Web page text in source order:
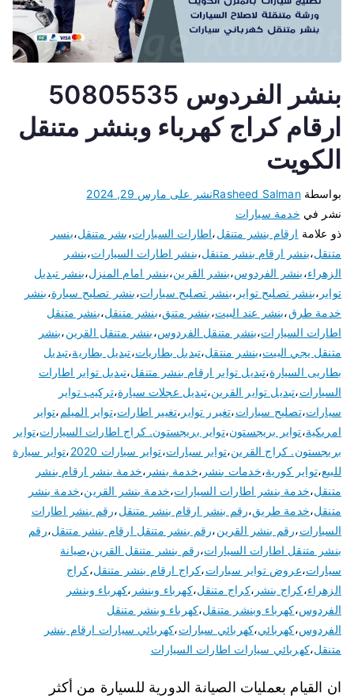
بنشر الفردوس 50805535
ارقام كراج كهرباء وبنشر متنقل
الكويت
بواسطةRasheed Salmanنشر على مارس 29, 2024
نشر في خدمة سيارات
ذو علامة ارقام بنشر متنقل،اطارات السيارات،بشر متنقل،بنسر
متنقل،بنشر ارقام بنشر متنقل،بنشر اطارات السيارات،بنشر
الزهراء،بنشر الفردوس،بنشر القرين،بنشر امام المنزل،بنشر تبديل
تواير ،بنشر تصليح تواير ،بنشر تصليح سيارات،بنشر تصليح سيارة،بنشر
خدمة طرق،بنشر عند البيت،بنشر متنق،بنشر متنقل،بنشر متنقل
اطارات السيارات،بنشر متنقل الفردوس،بنشر متنقل القرين،بنشر
متنقل يجي البيت،بنشر منتقل،تبديل بطاريات،تبديل بطارية،تبديل
بطاريى السيارة،تبديل تواير ارقام بنشر متنقل،تبديل تواير اطارات
السيارات،تبديل تواير القرين،تبديل عجلات سيارة،تركيب تواير
سيارات،تصليح سيارات،تغيرر تواير ،تغيير اطارات،تواير الميلم،تواير
امريكية،تواير بريجستون،تواير بريجستون. كراج اطارات السيارات،تواير
بريجستون. كراج القرين،تواير سيارات،تواير سيارات 2020 ،تواير سيارة
للبيع،تواير كورية،خدمات بنشر ،خدمة بنشر ،خدمة بنشر ارقام بنشر
متنقل،خدمة بنشر اطارات السيارات،خدمة بنشر القرين،خدمة بنشر
متنقل،خدمة طريق،رقم بنشر ارقام بنشر متنقل،رقم بنشر اطارات
السيارات،رقم بنشر القرين،رقم بنشر متنقل ارقام بنشر متنقل،رقم
بنشر متنقل اطارات السيارات،رقم بنشر متنقل القرين،صيانة
سيارات،عروض تواير سيارات،كراج ارقام بنشر متنقل،كراج
الزهراء،كراج بنشر ،كراج متنقل،كهرباء وبنشر ،كهرباء وبنشر
الفردوس،كهرباء وبنشر متنقل،كهرباء وبنشر متنقل
الفردوس،كهربائي،كهربائي سيارات،كهربائي سيارات ارقام بنشر
متنقل،كهربائي سيارات اطارات السيارات
ان القيام بعمليات الصيانة الدورية للسيارة من أكثر